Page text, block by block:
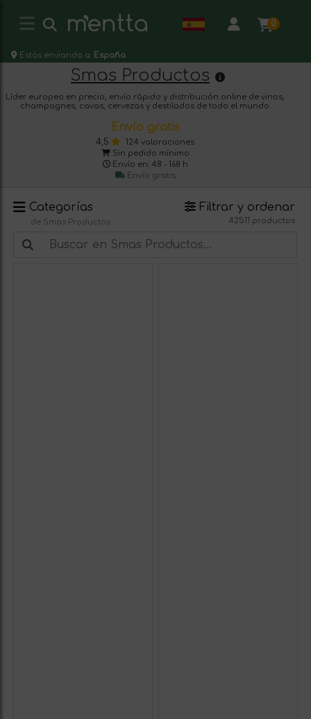
0
Estás enviando a: España
Smas Productos
Líder europeo en precio, envío rápido y distribución online de vinos,
champagnes, cavas, cervezas y destilados de todo el mundo.
Envío gratis
4,5
124 valoraciones
Sin pedido mínimo
Envío en: 48 - 168 h
Envío gratis
Categorías
de Smas Productos
Filtrar y ordenar
42511 productos